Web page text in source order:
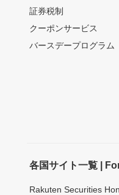
証券税制
クーポンサービス
バースデープログラム
各国サイト一覧 |
Rakuten Securities